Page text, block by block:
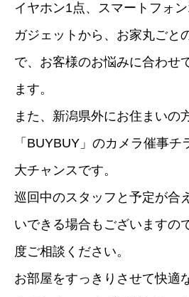
イヤホン1点、スマートフォ
ガジェットから、お家丸ごと
で、お客様のお悩みに合わせ
ます。
また、新潟県外にお住まいの
「BUYBUY」のカメラ催事
大チャンスです。
巡回中のスタッフと予定が合
いできる場合もございますの
度ご相談ください。
お部屋をすっきりさせて快適